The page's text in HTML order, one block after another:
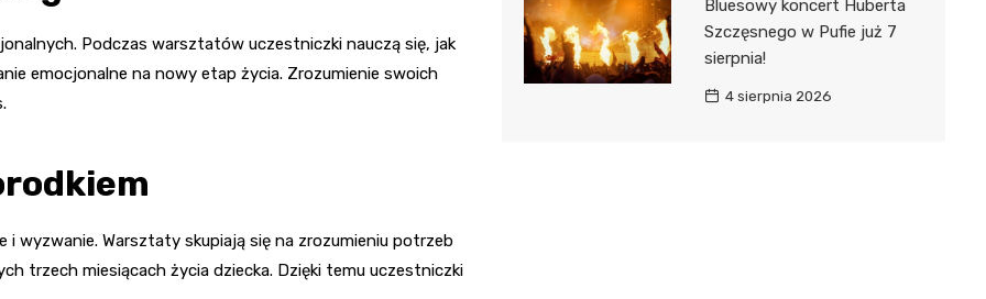
Podczas warsztatów uczestniczki nauczą się, jak
emocjonalne na nowy etap życia. Zrozumienie swoich
wyzwanie. Warsztaty skupiają się na zrozumieniu potrzeb
trzech miesiącach życia dziecka. Dzięki temu uczestniczki
Bluesowy koncert Huberta
Szczęsnego w Pufie już 7
sierpnia!
4 sierpnia 2026